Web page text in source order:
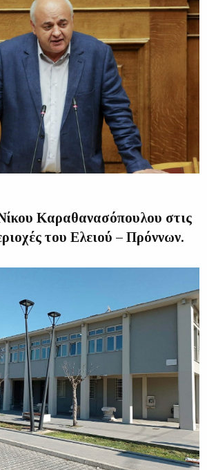
Καραθανασόπουλου στις
του Ελειού – Πρόννων.